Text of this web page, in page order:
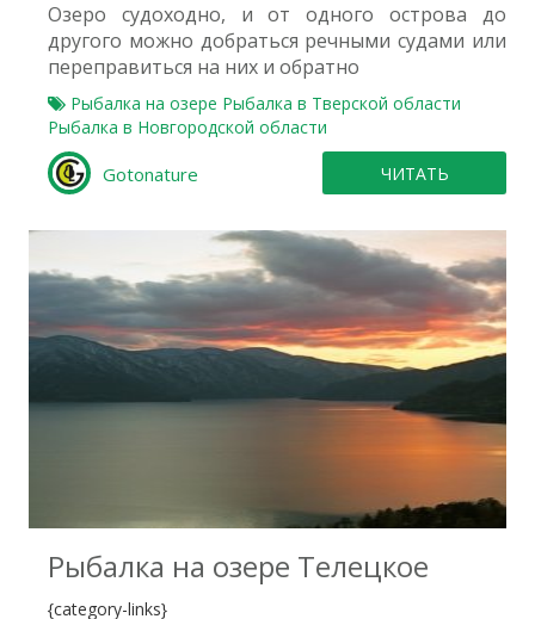
Озеро судоходно, и от одного острова до
другого можно добраться речными судами или
переправиться на них и обратно
Рыбалка на озере Рыбалка в Тверской области
Рыбалка в Новгородской области
Gotonature ЧИТАТЬ
1
Рыбалка на озере Телецкое
{category-links}